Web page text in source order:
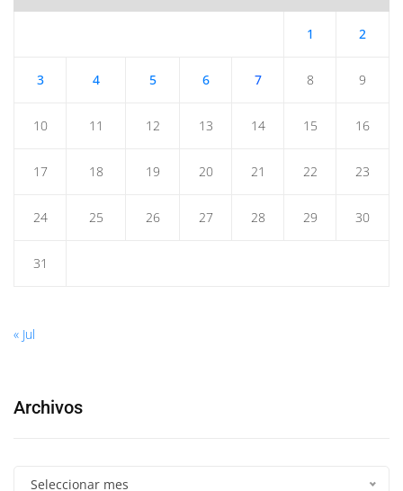
1 2
3 4 5 6 7 8 9
10 11 12 13 14 15 16
17 18 19 20 21 22 23
24 25 26 27 28 29 30
31
« Jul
Archivos
Seleccionar mes